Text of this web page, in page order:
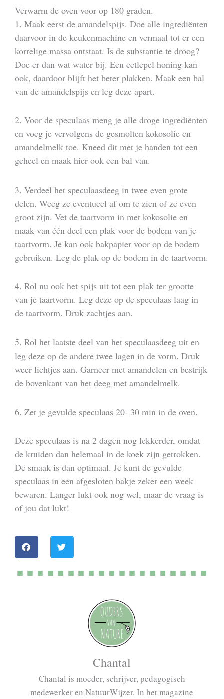
Verwarm de oven voor op 180 graden.
1. Maak eerst de amandelspijs. Doe alle ingrediënten
daarvoor in de keukenmachine en vermaal tot er een
korrelige massa ontstaat. Is de substantie te droog?
Doe er dan wat water bij. Een eetlepel honing kan
ook, daardoor blijft het beter plakken. Maak een bal
van de amandelspijs en leg deze apart.
2. Voor de speculaas meng je alle droge ingrediënten
en voeg je vervolgens de gesmolten kokosolie en
amandelmelk toe. Kneed dit met je handen tot een
geheel en maak hier ook een bal van.
3. Verdeel het speculaasdeeg in twee even grote
delen. Weeg ze eventueel af om te zien of ze even
groot zijn. Vet de taartvorm in met kokosolie en
maak van één deel een plak voor de bodem van je
taartvorm. Je kan ook bakpapier voor op de bodem
gebruiken. Leg de plak op de bodem in de taartvorm.
4. Rol nu ook het spijs uit tot een plak ter grootte
van je taartvorm. Leg deze op de speculaas laag in
de taartvorm. Druk zachtjes aan.
5. Rol het laatste deel van het speculaasdeeg uit en
leg deze op de andere twee lagen in de vorm. Druk
weer lichtjes aan. Garneer met amandelen en bestrijk
de bovenkant van het deeg met amandelmelk.
6. Zet je gevulde speculaas 20- 30 min in de oven.
Deze speculaas is na 2 dagen nog lekkerder, omdat
de kruiden dan helemaal in de koek zijn getrokken.
De smaak is dan optimaal. Je kunt de gevulde
speculaas in een afgesloten bakje zeker een week
bewaren. Langer lukt ook nog wel, maar de vraag is
of jou dat lukt!
Chantal
Chantal is moeder, schrijver, pedagogisch
medewerker en NatuurWijzer. In het magazine